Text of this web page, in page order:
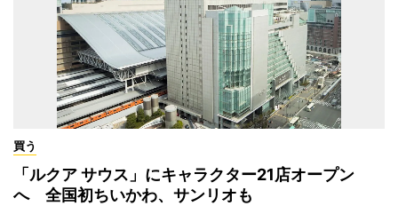
買う
「ルクア サウス」にキャラクター21店オープン
へ 全国初ちいかわ、サンリオも